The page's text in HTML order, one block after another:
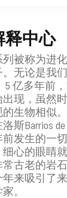
释中心
被称为进
无论是我
5 亿多年前
现，虽然
生物相似
斯Barrios
发生的一
细心的眼睛
古老的岩
来吸引了
。